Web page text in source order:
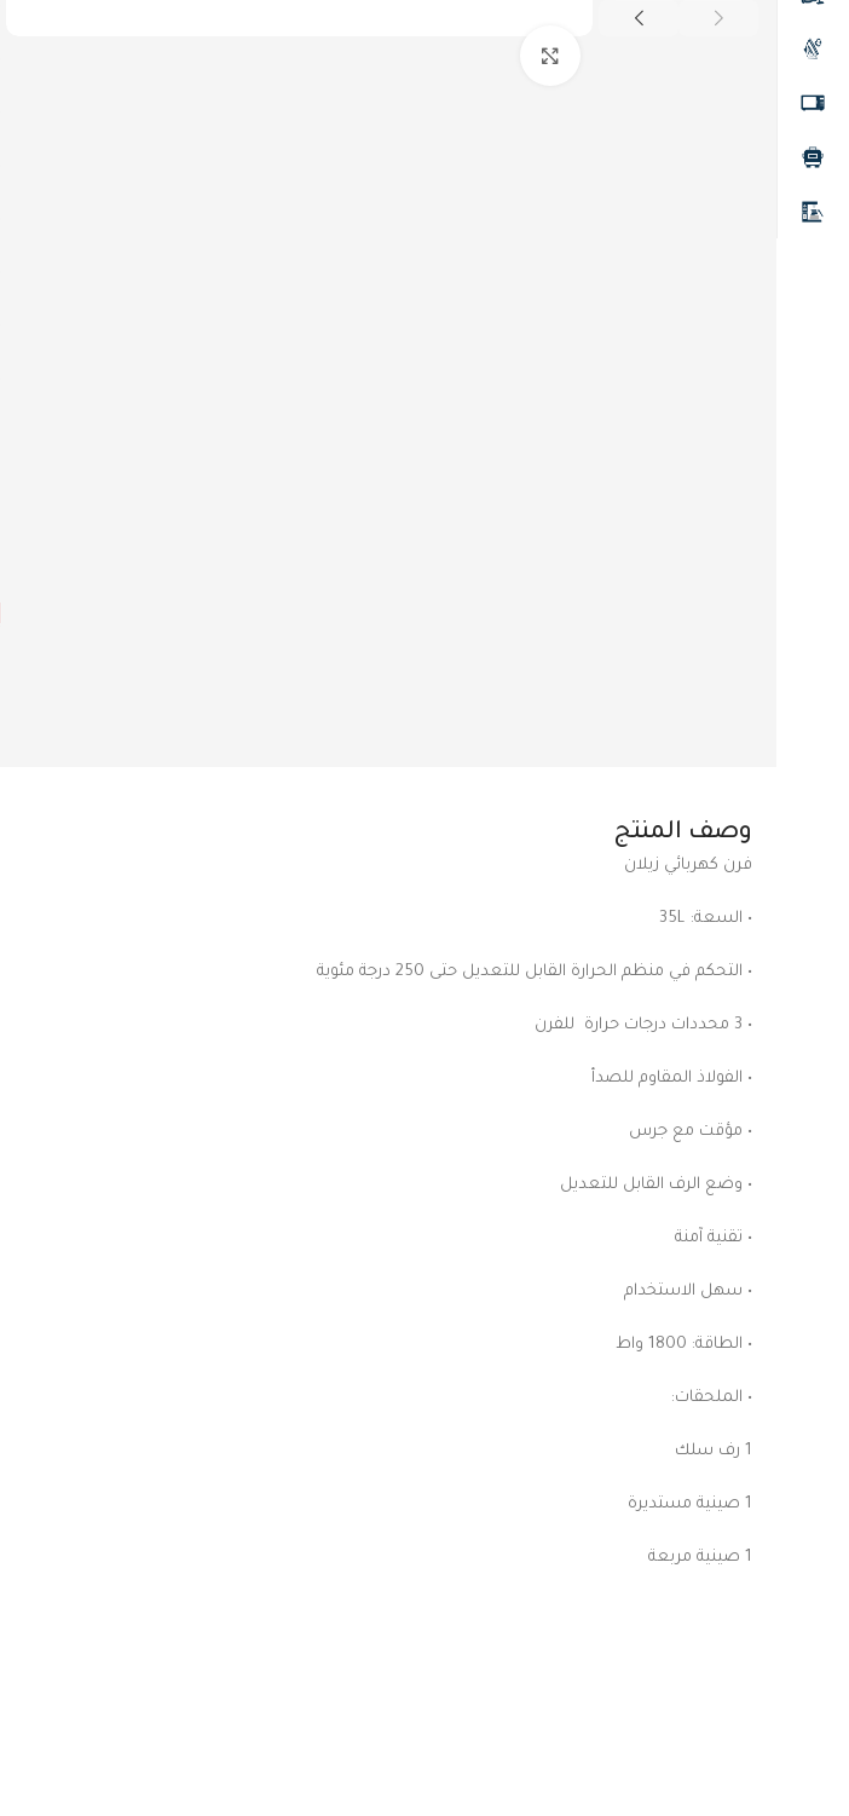
وصف المنتج
فرن كهربائي زيلان
• السعة: 35L
• التحكم في منظم الحرارة القابل للتعديل حتى 250 درجة مئوية
• 3 محددات درجات حرارة للفرن
• الفولاذ المقاوم للصدأ
• مؤقت مع جرس
• وضع الرف القابل للتعديل
• تقنية آمنة
• سهل الاستخدام
• الطاقة: 1800 واط
• الملحقات:
1 رف سلك
1 صينية مستديرة
1 صينية مربعة